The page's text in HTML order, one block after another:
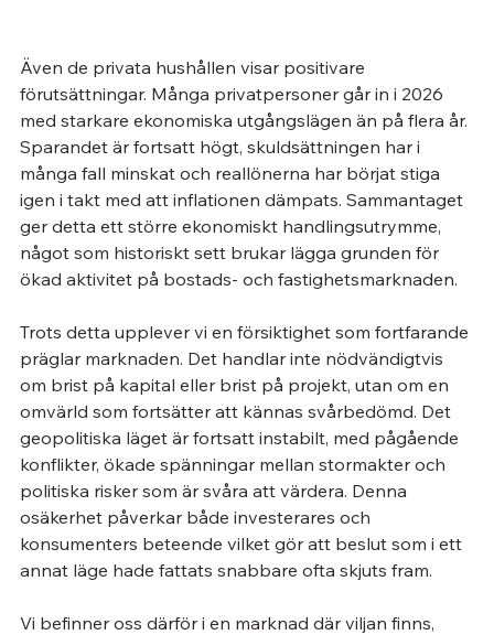
Även de privata hushållen visar positivare
förutsättningar. Många privatpersoner går in i 2026
med starkare ekonomiska utgångslägen än på flera år.
Sparandet är fortsatt högt, skuldsättningen har i
många fall minskat och reallönerna har börjat stiga
igen i takt med att inflationen dämpats. Sammantaget
ger detta ett större ekonomiskt handlingsutrymme,
något som historiskt sett brukar lägga grunden för
ökad aktivitet på bostads- och fastighetsmarknaden.
Trots detta upplever vi en försiktighet som fortfarande
präglar marknaden. Det handlar inte nödvändigtvis
om brist på kapital eller brist på projekt, utan om en
omvärld som fortsätter att kännas svårbedömd. Det
geopolitiska läget är fortsatt instabilt, med pågående
konflikter, ökade spänningar mellan stormakter och
politiska risker som är svåra att värdera. Denna
osäkerhet påverkar både investerares och
konsumenters beteende vilket gör att beslut som i ett
annat läge hade fattats snabbare ofta skjuts fram.
Vi befinner oss därför i en marknad där viljan finns,